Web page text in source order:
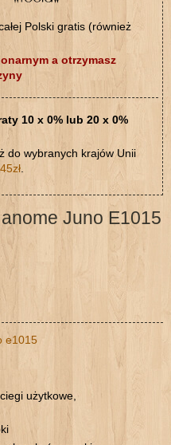
Polski gratis (również
a otrzymasz
10 x 0% lub 20 x 0%
do wybranych krajów Unii
Juno E1015
e1015
użytkowe,